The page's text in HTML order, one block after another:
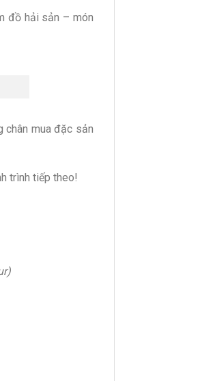
đồ hải sản – món
chân mua đặc sản
trình tiếp theo!